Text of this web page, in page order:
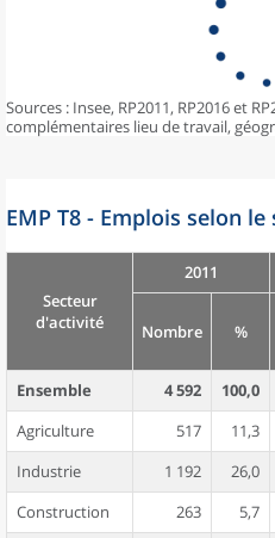
Sources : Insee, RP2011, RP2016 et
complémentaires lieu de travail,
EMP T8 - Emplois selon
Secteur
d'activité
2011
Nombre %
Ensemble 4 592 100,0
Agriculture
517 11,3
Industrie
1 192 26,0
Construction
263 5,7